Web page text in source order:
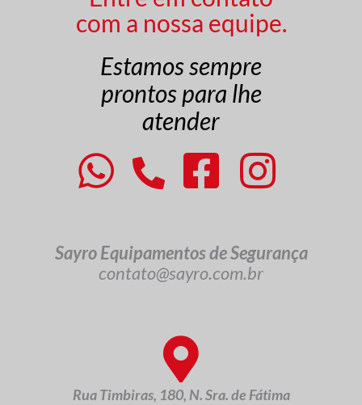
com a nossa equipe.
Estamos sempre
prontos para lhe
atender
Sayro Equipamentos de Segurança
contato@sayro.com.br
Rua Timbiras, 180, N. Sra. de Fátima